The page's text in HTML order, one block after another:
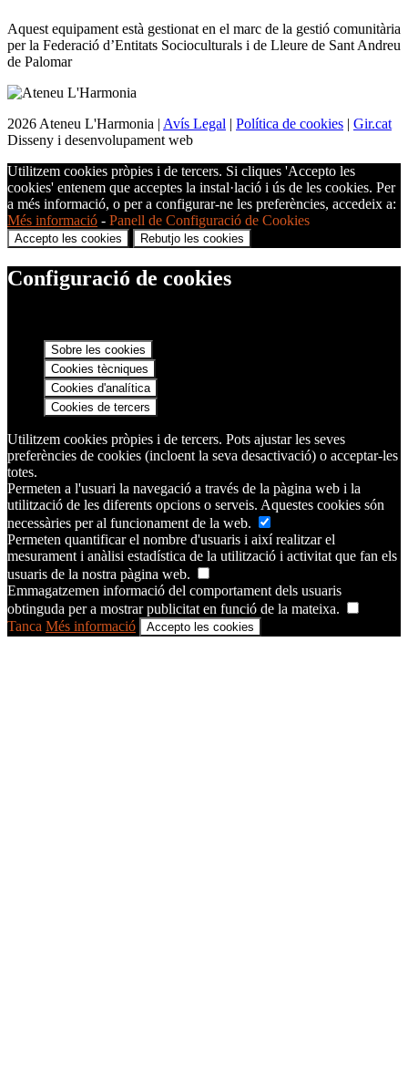
Aquest equipament està gestionat en el marc de la gestió comunitària
per la Federació d’Entitats Socioculturals i de Lleure de Sant Andreu
de Palomar
2026 Ateneu L'Harmonia | Avís Legal | Política de cookies | Gir.cat
Disseny i desenvolupament web
Utilitzem cookies pròpies i de tercers. Si cliques 'Accepto les
cookies' entenem que acceptes la instal·lació i ús de les cookies. Per
a més informació, o per a configurar-ne les preferències, accedeix a:
Més informació - Panell de Configuració de Cookies
Accepto les cookies Rebutjo les cookies
Configuració de cookies
Sobre les cookies
Cookies tècniques
Cookies d'analítica
Cookies de tercers
Utilitzem cookies pròpies i de tercers. Pots ajustar les seves
preferències de cookies (incloent la seva desactivació) o acceptar-les
totes.
Permeten a l'usuari la navegació a través de la pàgina web i la
utilització de les diferents opcions o serveis. Aquestes cookies són
necessàries per al funcionament de la web.
Permeten quantificar el nombre d'usuaris i així realitzar el
mesurament i anàlisi estadística de la utilització i activitat que fan els
usuaris de la nostra pàgina web.
Emmagatzemen informació del comportament dels usuaris
obtinguda per a mostrar publicitat en funció de la mateixa.
Tanca Més informació Accepto les cookies